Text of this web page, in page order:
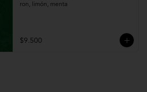
ron, limón, menta
$9.500